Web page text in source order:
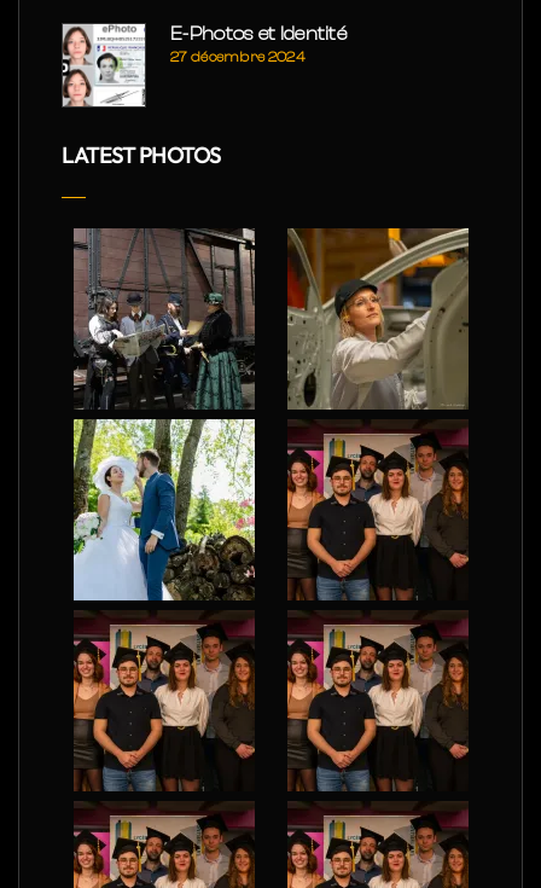
E-Photos et Identité
27 décembre 2024
LATEST PHOTOS